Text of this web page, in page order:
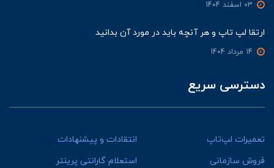
ارتقا لپ تاپ و هر آنچه باید در مورد آن بدانید
دسترسی سریع
تعمیرات لپ‌تاپ
انتقادات و پیشنهادات
فروش سازمانی
استعلام گارانتی پرینتر